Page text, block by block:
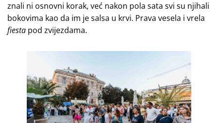
znali ni osnovni korak, već nakon pola sata svi su njihali
bokovima kao da im je salsa u krvi. Prava vesela i vrela
fiesta pod zvijezdama.